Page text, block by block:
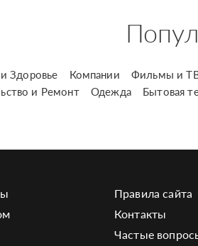
Здоровье Компании Фильмы и
и Ремонт
Одежда Бытовая
Правила сайта
Контакты
Частые